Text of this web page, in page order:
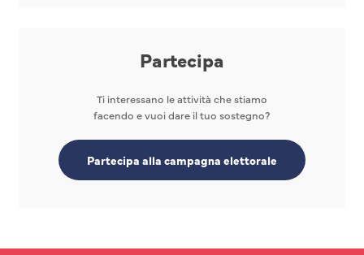
Partecipa
Ti interessano le attività che stiamo
facendo e vuoi dare il tuo sostegno?
Partecipa alla campagna elettorale